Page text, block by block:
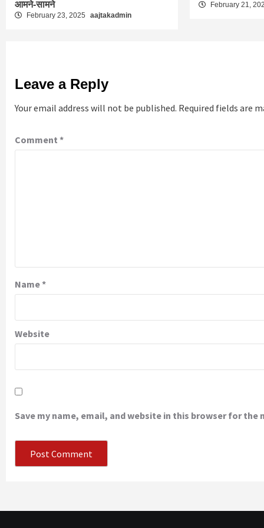
आमने-सामने
February 23, 2025 aajtakadmin
February 21,
Leave a Reply
Your email address will not be published. Required fields are
Comment *
Name*
Website
Save my name, email, and website in this browser for the